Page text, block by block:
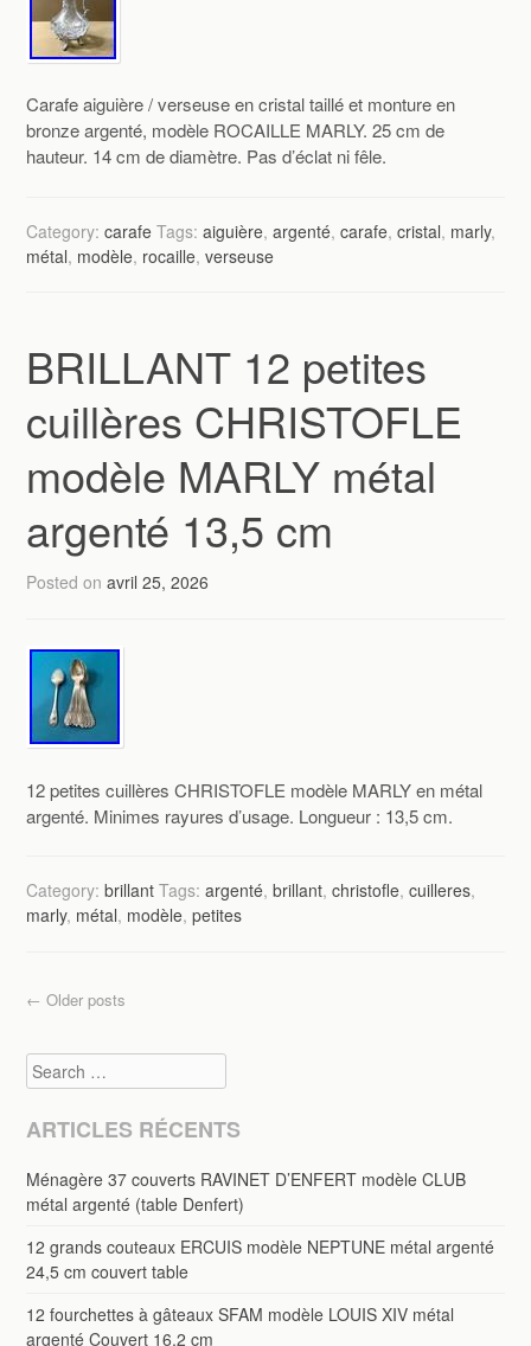
Carafe aiguière / verseuse en cristal taillé et monture en
bronze argenté, modèle ROCAILLE MARLY. 25 cm de
hauteur. 14 cm de diamètre. Pas d’éclat ni fêle.
Category:carafe Tags:aiguière,argenté,carafe,cristal, marly,
métal, modèle, rocaille,verseuse
BRILLANT 12 petites
cuillères CHRISTOFLE
modèle MARLY métal
argenté 13,5 cm
Posted onavril 25, 2026
12 petites cuillères CHRISTOFLE modèle MARLY en métal
argenté. Minimes rayures d’usage. Longueur : 13,5 cm.
Category:brillant Tags:argenté,brillant,christofle,cuilleres,
marly, métal, modèle,petites
Post navigation
← Older posts
Search
ARTICLES RÉCENTS
Ménagère 37 couverts RAVINET D’ENFERT modèle CLUB
métal argenté (table Denfert)
12 grands couteaux ERCUIS modèle NEPTUNE métal argenté
24,5 cm couvert table
12 fourchettes à gâteaux SFAM modèle LOUIS XIV métal
argenté Couvert 16,2 cm